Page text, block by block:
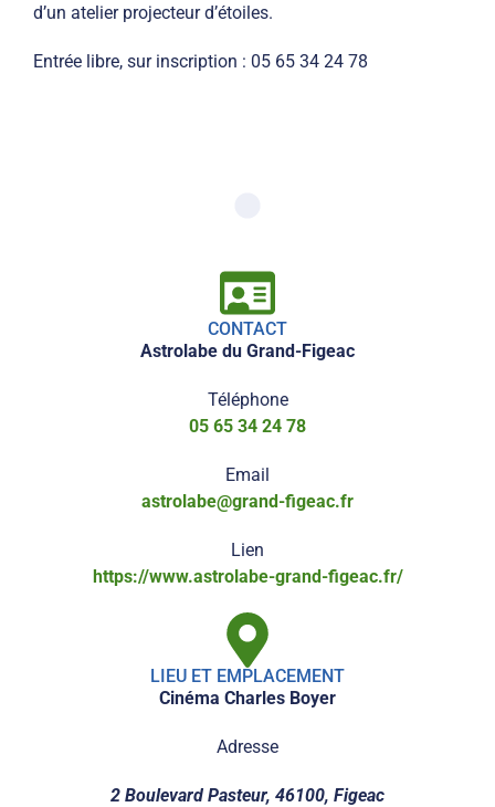
d’un atelier projecteur d’étoiles.
Entrée libre, sur inscription : 05 65 34 24 78
CONTACT
Astrolabe du Grand-Figeac
Téléphone
05 65 34 24 78
Email
astrolabe@grand-figeac.fr
Lien
https://www.astrolabe-grand-figeac.fr/
LIEU ET EMPLACEMENT
Cinéma Charles Boyer
Adresse
2 Boulevard Pasteur, 46100, Figeac